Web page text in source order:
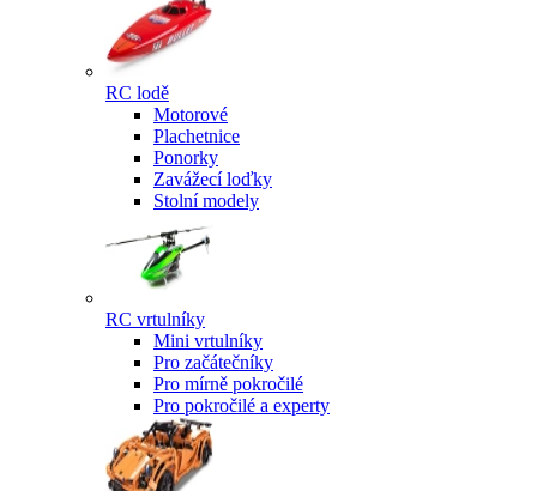
RC lodě
Motorové
Plachetnice
Ponorky
Zavážecí loďky
Stolní modely
RC vrtulníky
Mini vrtulníky
Pro začátečníky
Pro mírně pokročilé
Pro pokročilé a experty